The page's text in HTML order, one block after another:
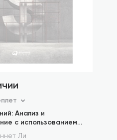
Анализ и
с использованием
МСФО
Ли